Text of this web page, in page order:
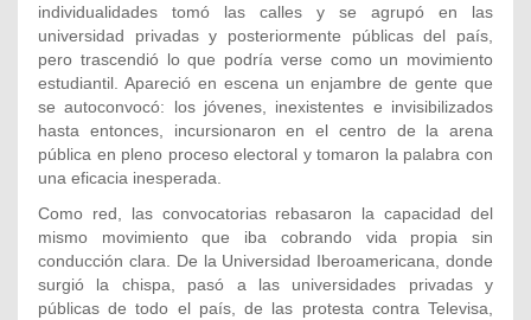
individualidades tomó las calles y se agrupó en las
universidad privadas y posteriormente públicas del país,
pero trascendió lo que podría verse como un movimiento
estudiantil. Apareció en escena un enjambre de gente que
se autoconvocó: los jóvenes, inexistentes e invisibilizados
hasta entonces, incursionaron en el centro de la arena
pública en pleno proceso electoral y tomaron la palabra con
una eficacia inesperada.
Como red, las convocatorias rebasaron la capacidad del
mismo movimiento que iba cobrando vida propia sin
conducción clara. De la Universidad Iberoamericana, donde
surgió la chispa, pasó a las universidades privadas y
públicas de todo el país, de las protesta contra Televisa,